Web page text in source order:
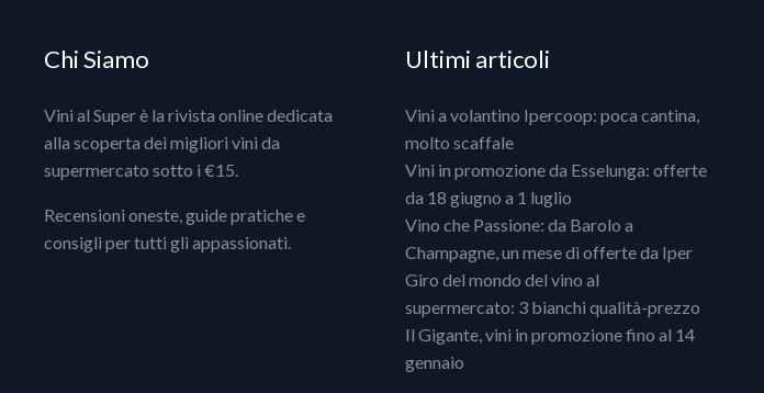
Chi Siamo
Vini al Super è la rivista online dedicata
alla scoperta dei migliori vini da
supermercato sotto i €15.
Recensioni oneste, guide pratiche e
consigli per tutti gli appassionati.
Ultimi articoli
Vini a volantino Ipercoop: poca cantina,
molto scaffale
Vini in promozione da Esselunga: offerte
da 18 giugno a 1 luglio
Vino che Passione: da Barolo a
Champagne, un mese di offerte da Iper
Giro del mondo del vino al
supermercato: 3 bianchi qualità-prezzo
Il Gigante, vini in promozione fino al 14
gennaio